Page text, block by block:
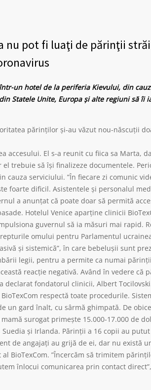
nu pot fi luaţi de părinţii
un hotel de la periferia Kievului, din
Statele Unite, Europa şi alte regiuni să îi
părinţilor şi-au văzut nou-născuţii
accesului. El s-a reunit cu fiica sa Marta,
trebuie să îşi finalizeze documentele.
cauza serviciului. ”În fiecare zi comunic
foarte dificil. Asistentele şi personalul
a anunţat că poate doar să permită
Hotelul Venice aparţine clinicii
guvernul să ia măsuri mai rapid.
omului pentru Parlamentul
şi sistemică”, în care bebeluşii sunt
legii, pentru a permite ca numai părinţii
reacţie negativă. Având în vedere că
declarat fondatorul clinicii, Albert
respectă toate procedurile.
un gard înalt, cu sârmă ghimpată. De
surogat primeşte 15.000-17.000 de
şi Irlanda. Părinţii a 16 copii au
de angajaţi au grijă de ei, dar nu există
BioTexCom. ”Încercăm să trimitem
înlocui comunicarea prin contact